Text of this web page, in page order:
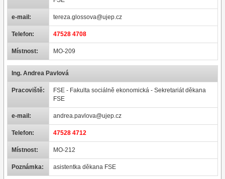
e-mail: tereza.glossova@ujep.cz
Telefon: 47528 4708
Místnost: MO-209
Ing. Andrea Pavlová
Pracoviště:
FSE - Fakulta sociálně ekonomická - Sekretariát děkana
FSE
e-mail: andrea.pavlova@ujep.cz
Telefon: 47528 4712
Místnost: MO-212
Poznámka: asistentka děkana FSE